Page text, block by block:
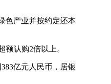
色产业并按约定还本
额认购2倍以上。
亿元人民币，居银